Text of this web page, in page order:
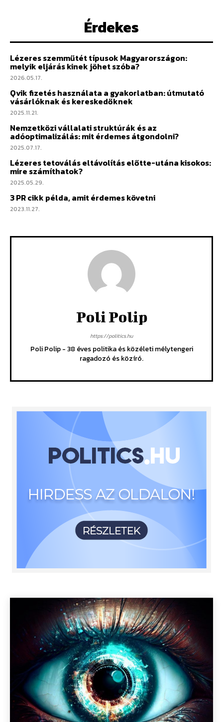
Érdekes
Lézeres szemműtét típusok Magyarországon:
melyik eljárás kinek jöhet szóba?
2026.05.17.
Qvik fizetés használata a gyakorlatban: útmutató
vásárlóknak és kereskedőknek
2025.11.21.
Nemzetközi vállalati struktúrák és az
adóoptimalizálás: mit érdemes átgondolni?
2025.07.17.
Lézeres tetoválás eltávolítás előtte-utána kisokos:
mire számíthatok?
2025.05.29.
3 PR cikk példa, amit érdemes követni
2023.11.27.
Poli Polip
https://politics.hu
Poli Polip - 38 éves politika és közéleti mélytengeri
ragadozó és közíró.